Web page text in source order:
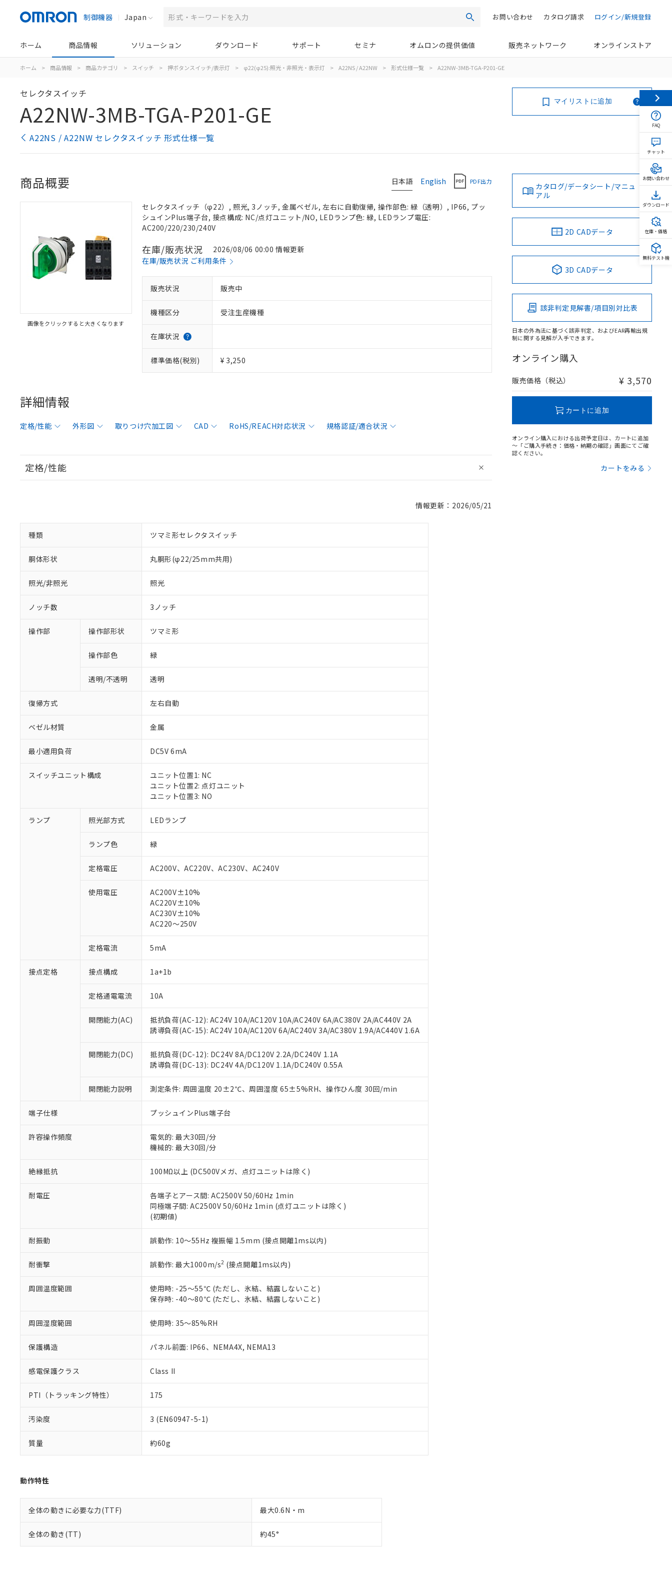
制御機器 Japan 検索 ログイン/新規登録
カタログ請求
お問い合わせ
ホーム 商品情報 ソリューション ダウンロード サポート セミナ オムロンの提供価値 販売ネットワーク オンラインストア
ホーム > 商品情報 > 商品カテゴリ > スイッチ > 押ボタンスイッチ/表示灯 > φ22(φ25):照光・非照光・表示灯 > A22NS / A22NW > 形式仕様一覧 > A22NW-3MB-TGA-P201-GE
セレクタスイッチ
A22NW-3MB-TGA-P201-GE
A22NS / A22NW セレクタスイッチ 形式仕様一覧
マイリストに追加
日本語 English PDF出力
商品概要
画像をクリックすると大きくなります
セレクタスイッチ（φ22）, 照光, 3ノッチ, 金属ベゼル, 左右に自動復帰, 操作部色: 緑（透明）, IP66, プッ
シュインPlus端子台, 接点構成: NC/点灯ユニット/NO, LEDランプ色: 緑, LEDランプ電圧:
AC200/220/230/240V
在庫/販売状況
2026/08/06 00:00 情報更新
在庫/販売状況 ご利用条件
販売状況 販売中
機種区分 受注生産機種
在庫状況
標準価格(税別) ¥ 3,250
詳細情報
定格/性能 外形図 取りつけ穴加工図 CAD RoHS/REACH対応状況 規格認証/適合状況
定格/性能
情報更新：2026/05/21
種類 ツマミ形セレクタスイッチ
胴体形状 丸胴形(φ22/25mm共用)
照光/非照光 照光
ノッチ数 3ノッチ
操作部 操作部形状 ツマミ形
操作部色 緑
透明/不透明 透明
復帰方式 左右自動
ベゼル材質 金属
最小適用負荷 DC5V 6mA
スイッチユニット構成
ユニット位置1: NC
ユニット位置2: 点灯ユニット
ユニット位置3: NO
ランプ 照光部方式 LEDランプ
ランプ色 緑
定格電圧 AC200V、AC220V、AC230V、AC240V
使用電圧
AC200V±10%
AC220V±10%
AC230V±10%
AC220～250V
定格電流 5mA
接点定格 接点構成 1a+1b
定格通電電流 10A
開閉能力(AC)
抵抗負荷(AC-12): AC24V 10A/AC120V 10A/AC240V 6A/AC380V 2A/AC440V 2A
誘導負荷(AC-15): AC24V 10A/AC120V 6A/AC240V 3A/AC380V 1.9A/AC440V 1.6A
開閉能力(DC)
抵抗負荷(DC-12): DC24V 8A/DC120V 2.2A/DC240V 1.1A
誘導負荷(DC-13): DC24V 4A/DC120V 1.1A/DC240V 0.55A
開閉能力説明 測定条件: 周囲温度 20±2℃、周囲湿度 65±5%RH、操作ひん度 30回/min
端子仕様 プッシュインPlus端子台
許容操作頻度
電気的: 最大30回/分
機械的: 最大30回/分
絶縁抵抗 100MΩ以上 (DC500Vメガ、点灯ユニットは除く)
耐電圧
各端子とアース間: AC2500V 50/60Hz 1min
同極端子間: AC2500V 50/60Hz 1min (点灯ユニットは除く)
(初期値)
耐振動 誤動作: 10～55Hz 複振幅 1.5mm (接点開離1ms以内)
耐衝撃 誤動作: 最大1000m/s2 (接点開離1ms以内)
周囲温度範囲
使用時: -25～55℃ (ただし、氷結、結露しないこと)
保存時: -40～80℃ (ただし、氷結、結露しないこと)
周囲湿度範囲 使用時: 35～85%RH
保護構造 パネル前面: IP66、NEMA4X, NEMA13
感電保護クラス Class II
PTI（トラッキング特性） 175
汚染度 3 (EN60947-5-1)
質量 約60g
動作特性
全体の動きに必要な力(TTF) 最大0.6N・m
全体の動き(TT) 約45°
カタログ/データシート/マニュ
アル
2D CADデータ
3D CADデータ
該非判定見解書/項目別対比表
日本の外為法に基づく該非判定、およびEAR再輸出規
制に関する見解が入手できます。
オンライン購入
販売価格（税込） ¥ 3,570
カートに追加
オンライン購入における出荷予定日は、カートに追加
～「ご購入手続き：価格・納期の確認」画面にてご確
認ください。
カートをみる
ご利用条件
以下の条件をお読みいただき、同意のうえご利用ください。
当社制御機器事業取扱商品の中には、本サービスの対象外となる商品もあることをご了承ください。
在庫状況および標準価格照会結果は、記載している更新日時点での社内データに基づき作成されるも
のであり、閲覧された時点での実際の在庫および標準価格とは異なる場合があることをご了承くださ
い。
正式な納期状況および標準価格はお客様のお取引先、またはお客様担当のオムロン制御機器販売店・
当社販売員にご相談ください。
オムロン制御機器販売店や当社販売拠点は「販売ネットワーク
」をご確認ください。
在庫状況および標準価格結果を当社の事前の承諾なく第三者に漏洩または開示しないようお願いしま
す。
マイパーツ機能（部品リスト作成サービス）をご利用いただくには、I-Webメンバーズにご登録され
ている必要があります。
が、当社の製品・サービスに関するお客様との取引・商談に必要な範囲で利用することをご了承くだ
さい。
※当社の共同利用者とは、"個人情報の共同利用に関して"
の「1.共同利用者の範囲」に記載されて
いる法人を指します。
※1 対応状況
対応済み：EU RoHS指令（10物質）の非含有に対応した製品が提供可能な商品です。
対応予定：EU RoHS指令（10物質）の非含有に対応した製品に切り替える予定のある商品です。
非該当品：ライセンス料など無形物で、有害物質有無と関係のない商品です。
仕入先様の事情により、非含有部品としていたものが、含有品と判明した場合などやむを得ず変更すること
があります。
*EU RoHS指令（10物質）：
鉛(Pb) 1000ppm以下、 水銀(Hg) 1000ppm以下、 カドミウム(Cd) 100ppm以下、
六価クロム(Cr(Ⅵ)) 1000ppm以下、ポリ臭化ビフェニル類(PBB) 1000ppm以下、ポリ臭化ジフェニルエーテル類(PBDE) 1000ppm以下、
フタル酸ビス(2-エチルヘキシル) (DEHP)(別名：DOP) 1000ppm以下、フタル酸ブチルベンジル（BBP） 1000ppm以下、フタル酸ジブチ
ル（DBP） 1000ppm以下、フタル酸ジイソブチル (DIBP) 1000ppm以下
但し、RoHS指令で産業用監視および制御機器に対する適用除外項目は除く。
※2 対応予定月
部品在庫の切り替え状況などにより、予定月が前後することがあります。
※3 非含有証明書ダウンロード
下記の非含有証明書をダウンロードすることができます。
EU RoHS指令（10物質）の非含有証明書
51物質の非含有証明書（当社基準）
※本証明書は発行日時点で非含有を証明するもので、過去に遡って非含有を証明するものではありません。
また、RoHS指令のフタル酸エステル類４物質の対応では、対応完了までの期間は出荷製品に未対応品が
混在することから備考欄に対応日を記載しておりました。
既に当社にて対応品への在庫切替を完了していることから、特段のことがない限り、2022年1月12日よ
り割愛しております。
※1 中国RoHS○×表
「－」：未確認です。当社販売部門へお問い合わせください。
*中国RoHS10物質の基準値 (GB/T26572)：
Pb(鉛) :1000ppm、 Hg(水銀) : 1000ppm、 Cd(カドミウム) : 100ppm、
Cr(Ⅵ)(六価クロム) : 1000ppm、 PBBs(ポリ臭化ビフェニル類) : 1000ppm、 PBDEs(ポリ臭化ジフェニルエーテル類) : 1000ppm、
DBP(フタル酸ジブチル) : 1000ppm、 DIBP(フタル酸ジイソブチル) : 1000ppm、 BBP(フタル酸ブチルベンジル) : 1000ppm、
DEHP(フタル酸ビス(2-エチルヘキシル)) : 1000ppm
※2 環境保護使用期限
「ｅ」：有害物質（10物質）のすべてが基準値以下であることを示します。
「10」：通常の使用状況下において有害物質が外部に漏えいし、環境に深刻な影響を及ぼさない年数を意
味します。
「－」：未確認です。当社販売部門へお問い合わせください。
などの必要な手続きをとります。
当社は規制貨物を破棄する場合は、完全に破砕するなど、違法に輸出されないよう必要な手段を講じ
ます。
置等に一切使用いたしません。
当社は、貴社製品を第三者に販売する場合は、上記1、2および3の内容を当該第三者に通知します。
また当社は、販売先および販売に係わる関係者が違法に輸出するおそれがある場合は、取り引きをい
たしません。
記
号
説明
○ 一定数以上の在庫あり
△ 一定数には満たないが在庫あり
－
在庫なし(最新の在庫状況については、お客様のお取引先、またはお客様担当のオムロン制御
機器販売店・当社販売員にご確認ください)
空
白
受注生産機種、また在庫状況の情報を公開していない機種
FAQ
チャット
お問い合わせ
ダウンロード
在庫・価格
無料テスト機